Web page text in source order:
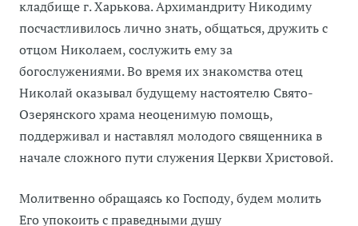
кладбище г. Харькова. Архимандриту Никодиму
посчастливилось лично знать, общаться, дружить с
отцом Николаем, сослужить ему за
богослужениями. Во время их знакомства отец
Николай оказывал будущему настоятелю Свято-
Озерянского храма неоценимую помощь,
поддерживал и наставлял молодого священника в
начале сложного пути служения Церкви Христовой.
Молитвенно обращаясь ко Господу, будем молить
Его упокоить с праведными душу